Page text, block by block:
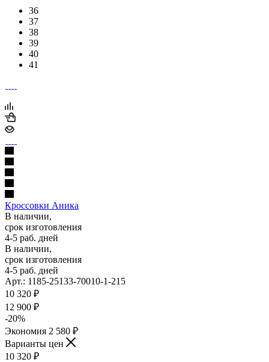
36
37
38
39
40
41
Кроссовки Аника
В наличии,
срок изготовления
4-5 раб. дней
В наличии,
срок изготовления
4-5 раб. дней
Арт.: 1185-25133-70010-1-215
10 320 ₽
12 900 ₽
-20%
Экономия 2 580 ₽
Варианты цен
10 320 ₽